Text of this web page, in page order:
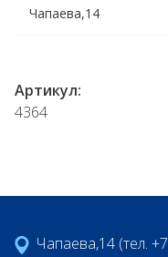
Чапаева,14
Артикул:
4364
Чапаева,14 (тел.